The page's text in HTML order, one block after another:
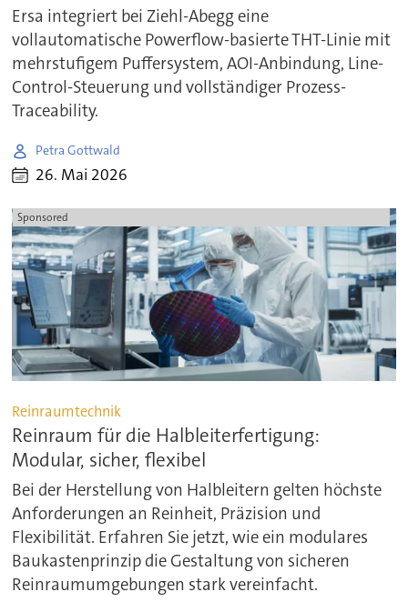
Ersa integriert bei Ziehl-Abegg eine
vollautomatische Powerflow-basierte THT-Linie mit
mehrstufigem Puffersystem, AOI-Anbindung, Line-
Control-Steuerung und vollständiger Prozess-
Traceability.
Petra Gottwald
26. Mai 2026
Sponsored
Reinraumtechnik
Reinraum für die Halbleiterfertigung:
Modular, sicher, flexibel
Bei der Herstellung von Halbleitern gelten höchste
Anforderungen an Reinheit, Präzision und
Flexibilität. Erfahren Sie jetzt, wie ein modulares
Baukastenprinzip die Gestaltung von sicheren
Reinraumumgebungen stark vereinfacht.